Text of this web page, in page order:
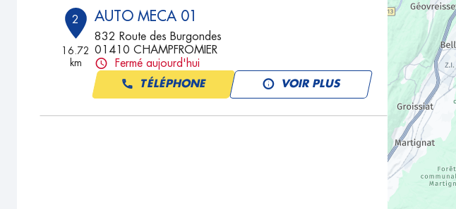
2
16.72
km
AUTO MECA 01
832 Route des Burgondes
01410 CHAMPFROMIER
Fermé aujourd'hui
TÉLÉPHONE VOIR PLUS